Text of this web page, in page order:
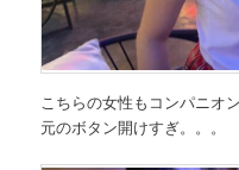
こちらの女性もコンパニオ
元のボタン開けすぎ。。。